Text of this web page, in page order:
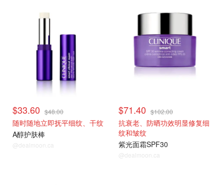
$33.60 $48.00
随时随地立即抚平细纹、干纹
A醇护肤棒
@dealmoon.ca
$71.40 $102.00
抗衰老、防晒功效明显修复细
纹和皱纹
紫光面霜SPF30
@dealmoon.ca